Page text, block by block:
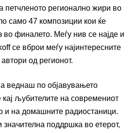
петчленото регионално жири во
само 47 композиции кои ќе
во финалето. Меѓу нив се најде и
се вброи меѓу најинтересните
од регионот.
веднаш по објавувањето
љубителите на современиот
и на домашните радиостаници.
значителна поддршка во етерот,